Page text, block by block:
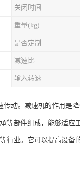
关闭时间
重量(kg)
是否定制
减速比
输入转速
动。减速机的作用是
部件组成，能够适应
行业。它可以提高设备